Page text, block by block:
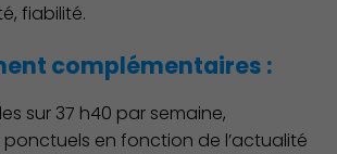
fiabilité.
complémentaires :
sur 37 h40 par semaine,
ponctuels en fonction de l’actualité